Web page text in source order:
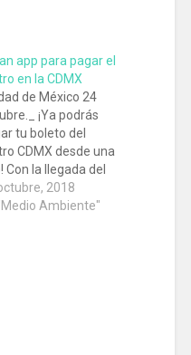
app para pagar el
en la CDMX
de México 24
¡Ya podrás
tu boleto del
CDMX desde una
Con la llegada del
Gobierno tanto
como local, se
2018
Ambiente"